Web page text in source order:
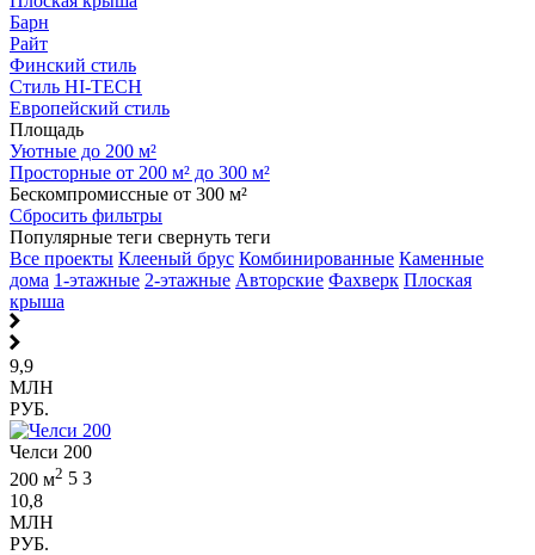
Барн
Райт
Финский стиль
Стиль HI-TECH
Европейский стиль
Площадь
Уютные до 200 м²
Просторные от 200 м² до 300 м²
Бескомпромиссные от 300 м²
Сбросить фильтры
Популярные теги свернуть теги
Все проекты Клееный брус Комбинированные Каменные
дома 1-этажные 2-этажные Авторские Фахверк Плоская
крыша
9,9
МЛН
РУБ.
Челси 200
200 м2 5 3
10,8
МЛН
РУБ.